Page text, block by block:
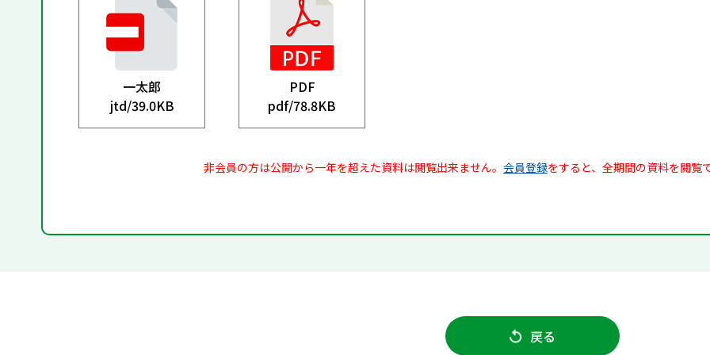
一太郎
jtd/39.0KB
PDF
pdf/78.8KB
非会員の方は公開から一年を超えた資料は閲覧出来ません。 会員登録をすると、全期間の資料を閲覧
戻る